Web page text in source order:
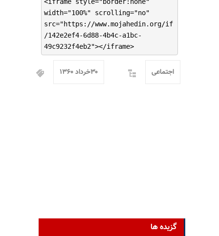
width="100%" scrolling="no"
src="https://www.mojahedin.org/if
/142e2ef4-6d88-4b4c-a1bc-
49c9232f4eb2"></iframe>
۳۰خرداد ۱۳۶۰ اجتماعی
گزیده ها